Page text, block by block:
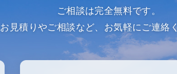
ご相談は完全無料です。
お見積りやご相談など、お気軽にご連絡